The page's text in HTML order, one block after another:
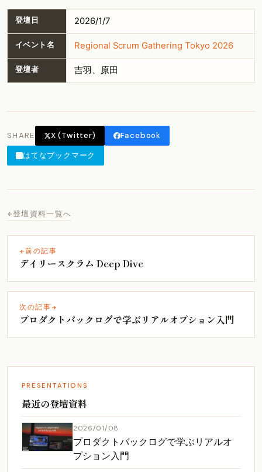
登壇日 2026/1/7
イベント名 Regional Scrum Gathering Tokyo 2026
登壇者 吉羽、原田
SHARE X (Twitter)
Facebook
はてなブックマーク
登壇資料一覧へ
前の記事
デイリースクラム Deep Dive
次の記事
プロダクトバックログで学ぶリアルオプション入門
PRESENTATIONS
最近の登壇資料
2026/01/08
プロダクトバックログで学ぶリアルオ
プション入門